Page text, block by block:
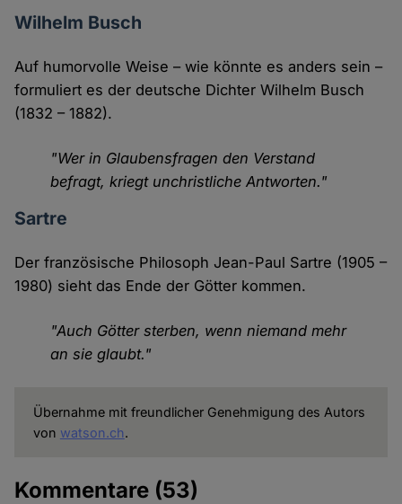
Wilhelm Busch
Auf humorvolle Weise – wie könnte es anders sein –
formuliert es der deutsche Dichter Wilhelm Busch
(1832 – 1882).
"Wer in Glaubensfragen den Verstand
befragt, kriegt unchristliche Antworten."
Sartre
Der französische Philosoph Jean-Paul Sartre (1905 –
1980) sieht das Ende der Götter kommen.
"Auch Götter sterben, wenn niemand mehr
an sie glaubt."
Übernahme mit freundlicher Genehmigung des Autors
von watson.ch.
Kommentare (53)